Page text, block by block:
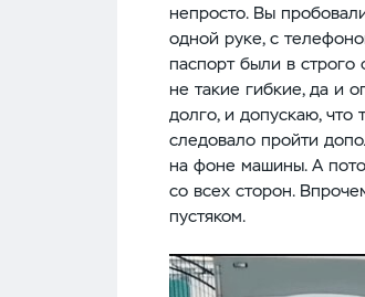
непросто. Вы
одной руке, с
паспорт были в
не такие гибкие, да и
долго, и допускаю, что
следовало пройти
на фоне машины. А
со всех сторон.
пустяком.